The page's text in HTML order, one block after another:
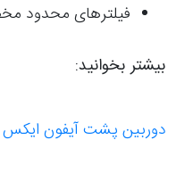
فیلترهای محدود
بیشتر بخوانید:
دوربین پشت آیفون ایکس